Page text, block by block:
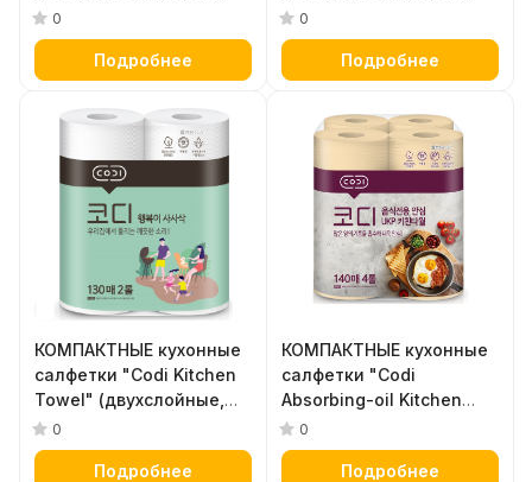
Towel"
(жиропоглощающие,
неотбеленные,
тиснёные) 140 листов х
0
Подробнее
Towel"
(жиропоглощающие,
двухслойные, тиснёные)
0
Подробнее
КОМПАКТНЫЕ кухонные
салфетки "Codi Kitchen
Towel" (двухслойные,
мягкие, тиснёные) 130
листов х 2 рулона
0
Подробнее
КОМПАКТНЫЕ кухонные
салфетки "Codi
Absorbing-oil Kitchen
Towel"
(жиропоглощающие,
неотбеленные,
0
Подробнее